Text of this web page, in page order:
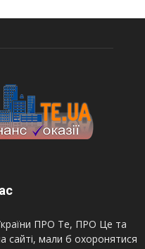
ПРО Те, ПРО Це та
сайті, мали б охоронятися